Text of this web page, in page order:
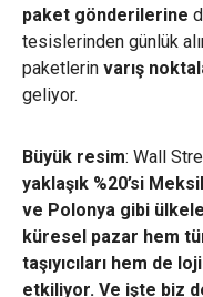
paket gönderilerine
tesislerinden günlük
paketlerin varış
geliyor.
Büyük resim: Wall
yaklaşık %20’si
ve Polonya gibi
küresel pazar hem
taşıyıcıları hem de
etkiliyor. Ve işte biz